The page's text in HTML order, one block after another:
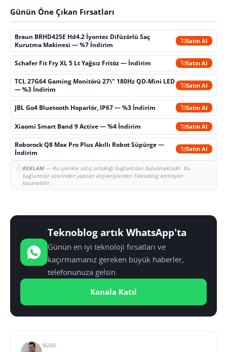
Günün Öne Çıkan Fırsatları
Braun BRHD425E Hd4.2 İyontec Difüzörlü Saç
Kurutma Makinesi — %7 İndirim
Satın Al
Schafer Fit Fry XL 5 Lt Yağsız Fritöz — İndirim Satın Al
TCL 27G64 Gaming Monitörü 27\" 180Hz QD-Mini LED
— %3 İndirim
Satın Al
JBL Go4 Bluetooth Hoparlör, IP67 — %3 İndirim Satın Al
Xiaomi Smart Band 9 Active — %4 İndirim Satın Al
Roborock Q8 Max Pro Plus Akıllı Robot Süpürge —
İndirim
Satın Al
REKLAM— Bu içerikte satış ortaklığı bağlantıları bulunmaktadır. Bu
bağlantılar üzerinden yapılan alışverişlerden Teknoblog komisyon
kazanabilir.
Teknoblog artık WhatsApp'ta
Günün en iyi teknoloji fırsatları ve
kaçırmamanız gereken büyük haberler,
telefonunuza gelsin.
Kanala Katıl
YAZAR: